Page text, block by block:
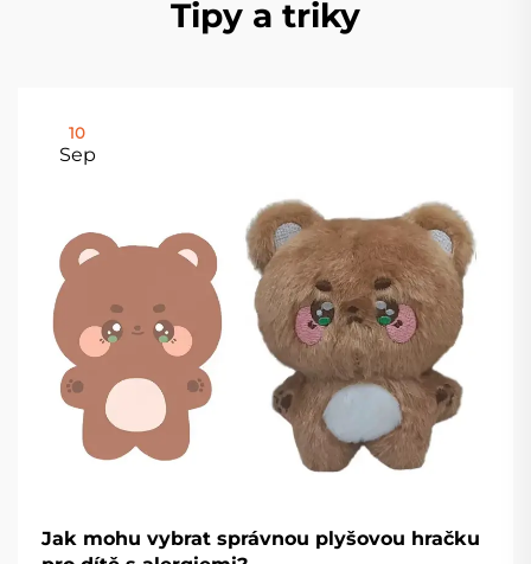
Tipy a triky
10
Sep
Jak mohu vybrat správnou plyšovou hračku